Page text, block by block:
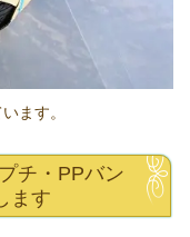
ます。
チ・PPバン
ます